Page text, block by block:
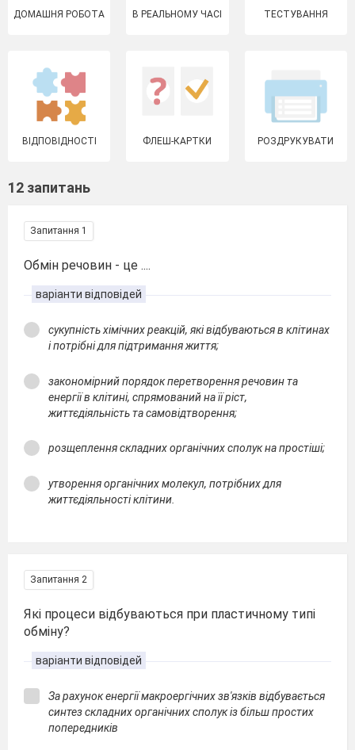
ДОМАШНЯ РОБОТА В РЕАЛЬНОМУ ЧАСІ ТЕСТУВАННЯ
ВІДПОВІДНОСТІ ФЛЕШ-КАРТКИ РОЗДРУКУВАТИ
12 запитань
Запитання 1
Обмін речовин - це ....
варіанти відповідей
сукупність хімічних реакцій, які відбуваються в клітинах
і потрібні для підтримання життя;
закономірний порядок перетворення речовин та
енергії в клітині, спрямований на її ріст,
життєдіяльність та самовідтворення;
розщеплення складних органічних сполук на простіші;
утворення органічних молекул, потрібних для
життєдіяльності клітини.
Запитання 2
Які процеси відбуваються при пластичному типі
обміну?
варіанти відповідей
За рахунок енергії макроергічних зв'язків відбувається
синтез складних органічних сполук із більш простих
попередників